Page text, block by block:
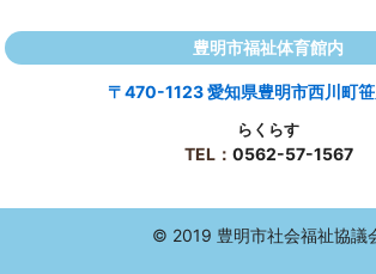
豊明市福祉体育館内
〒470-1123 愛知県豊明市西川町
らくらす
TEL： 0562-57-1567
© 2019 豊明市社会福祉協議